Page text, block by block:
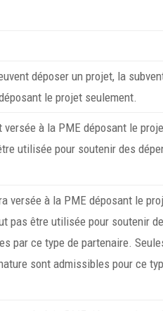
déposer un projet, la
le projet seulement.
versée à la PME déposant le
utilisée pour soutenir des
versée à la PME déposant le
pas être utilisée pour soutenir
par ce type de partenaire.
sont admissibles pour ce